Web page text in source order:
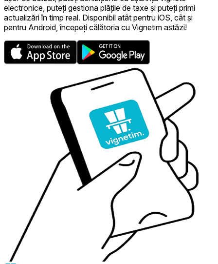
electronice, puteți gestiona plățile de taxe și puteți primi
actualizări în timp real. Disponibil atât pentru iOS, cât și
pentru Android, începeți călătoria cu Vignetim astăzi!